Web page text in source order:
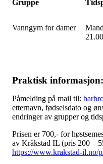
Gruppe
Vanngym for damer
21.00
Praktisk informasjon:
Påmelding på mail til:
etternavn, fødselsdato og
endringer av grupper og
Prisen er 700,- for
av Kråkstad IL (pris 200 –
https://www.krakstad-il.no/